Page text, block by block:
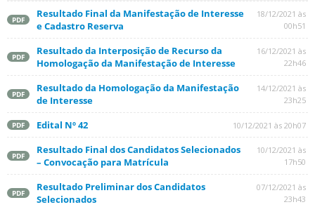
PDF
Resultado Final da Manifestação de Interesse
e Cadastro Reserva
18/12/2021 às
00h51
PDF
Resultado da Interposição de Recurso da
Homologação da Manifestação de Interesse
16/12/2021 às
22h46
PDF
Resultado da Homologação da Manifestação
de Interesse
14/12/2021 às
23h25
PDF Edital Nº 42 10/12/2021 às 20h07
PDF
Resultado Final dos Candidatos Selecionados
– Convocação para Matrícula
10/12/2021 às
17h50
PDF
Resultado Preliminar dos Candidatos
Selecionados
07/12/2021 às
23h43